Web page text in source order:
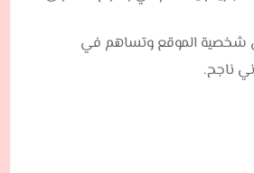
شخصية الموقع وتساهم في
ناجح.